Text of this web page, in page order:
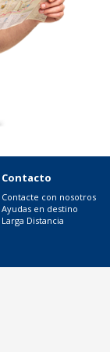
Contacto
Contacte con nosotros
Ayudas en destino
Larga Distancia